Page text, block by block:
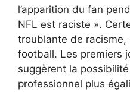
l’apparition du fan
NFL est raciste ».
troublante de racisme,
football. Les premiers
suggèrent la
professionnel plus